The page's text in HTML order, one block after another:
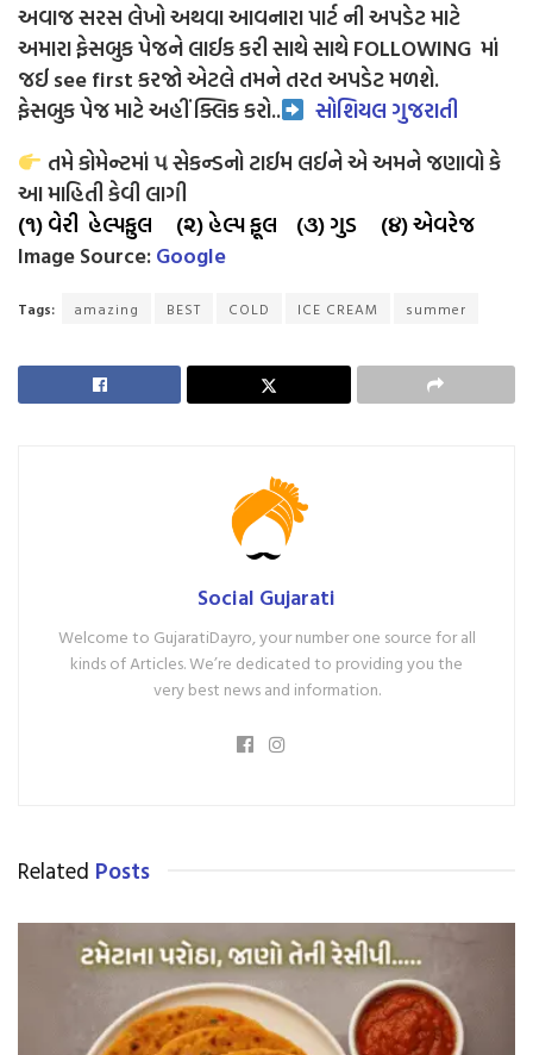
અવાજ સરસ લેખો અથવા આવનારા પાર્ટ ની અપડેટ માટે
અમારા ફેસબુક પેજને લાઈક કરી સાથે સાથે FOLLOWING માં
જઈ see first કરજો એટલે તમને તરત અપડેટ મળશે.
ફેસબુક પેજ માટે અહીં ક્લિક કરો..
સોશિયલ ગુજરાતી
તમે કોમેન્ટમાં ૫ સેકન્ડનો ટાઈમ લઈને એ અમને જણાવો કે
આ માહિતી કેવી લાગી
(૧) વેરી હેલ્પફુલ (૨) હેલ્પ ફૂલ (૩) ગુડ (૪) એવરેજ
Image Source:Google
Tags: amazing BEST COLD ICE CREAM summer
Social Gujarati
Welcome to GujaratiDayro, your number one source for all
kinds of Articles. We’re dedicated to providing you the
very best news and information.
Related Posts